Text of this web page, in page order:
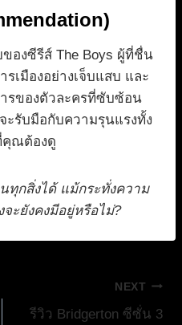
องซีรีส์ The Boys ผู้ที่ชื่น
เมืองอย่างเจ็บแสบ และ
รของตัวละครที่ซับซ้อน
รับมือกับความรุนแรงทั้ง
คุณต้องดู
ทุกสิ่งได้ แม้กระทั่งความ
ะยังคงมีอยู่หรือไม่?
NEXT
รีวิว Bridgerton ซีซั่น 3